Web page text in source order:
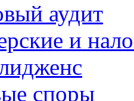
аудит
и
споры